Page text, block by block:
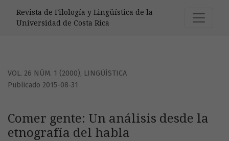
Revista de Filología y Lingüística de la
Universidad de Costa Rica
VOL. 26 NÚM. 1 (2000), LINGÜÍSTICA
Comer gente: Un análisis desde la
etnografía del habla
Publicado 2015-08-31